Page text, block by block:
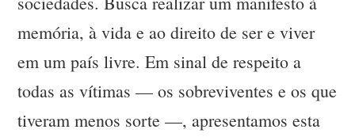
memória, à vida e ao direito de ser e viver
em um país livre. Em sinal de respeito a
todas as vítimas — os sobreviventes e os que
tiveram menos sorte —, apresentamos esta